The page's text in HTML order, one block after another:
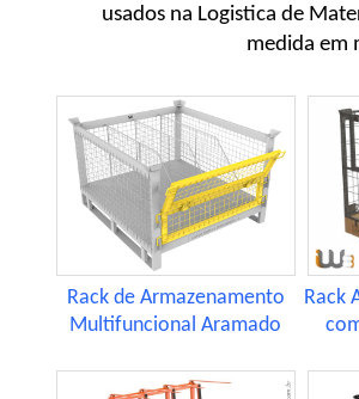
usados na Logistica de
medida em
Rack de Armazenamento
Multifuncional Aramado
Rack